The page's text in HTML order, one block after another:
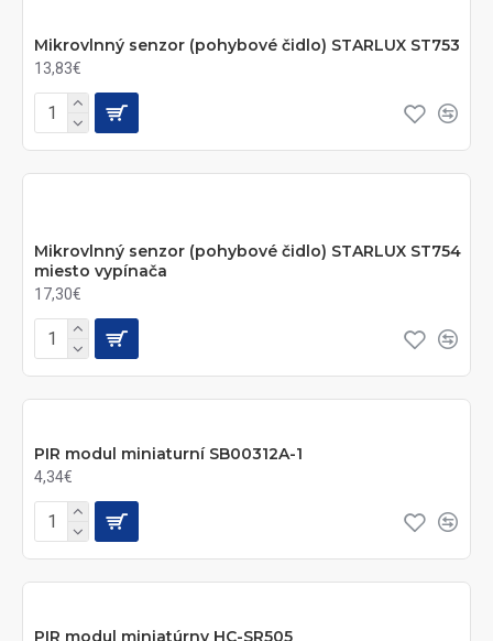
Mikrovlnný senzor (pohybové čidlo) STARLUX ST753
13,83€
Mikrovlnný senzor (pohybové čidlo) STARLUX ST754
miesto vypínača
17,30€
PIR modul miniaturní SB00312A-1
4,34€
PIR modul miniatúrny HC-SR505